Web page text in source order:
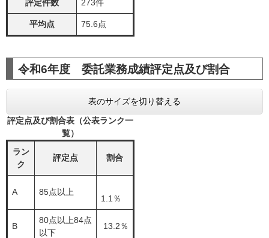
評定件数
273件
平均点 75.6点
令和6年度 委託業務成績評定点及び割合
表のサイズを切り替える
評定点及び割合表（公表ランク一
覧）
ラン
ク
評定点 割合
A 85点以上
1.1％
B
80点以上84点
以下
13.2％